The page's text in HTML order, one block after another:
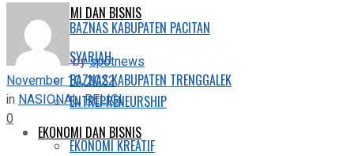
EKONOMI DAN BISNIS
SYARIAH
ENTREPRENEURSHIP
EKONOMI KREATIF
BAZNAS KABUPATEN PACITAN
BAZNAS KABUPATEN TRENGGALEK
EKONOMI DAN BISNIS
byspotnews
November 10, 2022
inNASIONAL,RELIGI
0